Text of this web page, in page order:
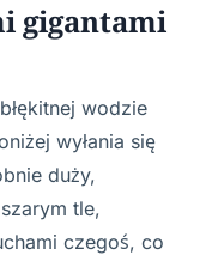
gigantami
wodzie
wyłania się
duży,
tle,
czegoś, co